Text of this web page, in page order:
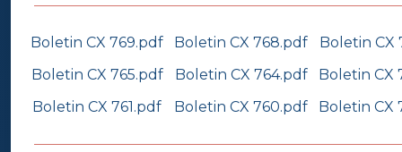
Boletin CX 769.pdf Boletin CX 768.pdf
Boletin CX
Boletin CX 765.pdf
Boletin CX 764.pdf
Boletin CX
Boletin CX 761.pdf
Boletin CX 760.pdf Boletin CX